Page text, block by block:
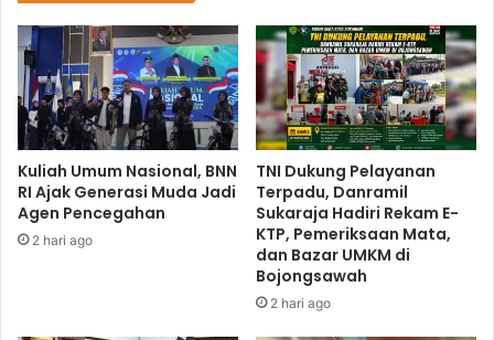
Kuliah Umum Nasional, BNN
RI Ajak Generasi Muda Jadi
Agen Pencegahan
2 hari ago
TNI Dukung Pelayanan
Terpadu, Danramil
Sukaraja Hadiri Rekam E-
KTP, Pemeriksaan Mata,
dan Bazar UMKM di
Bojongsawah
2 hari ago